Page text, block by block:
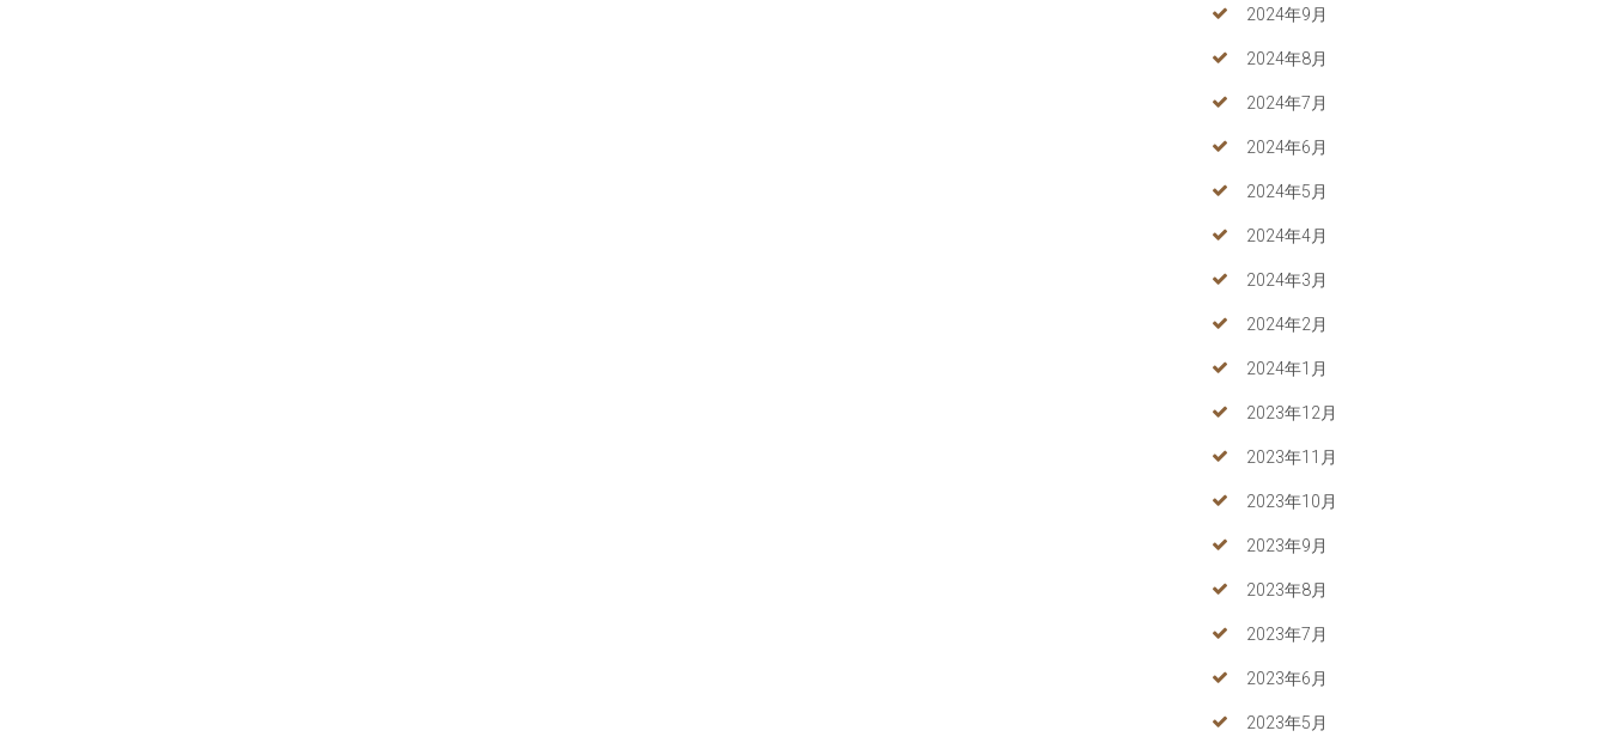
2024年9月
2024年8月
2024年7月
2024年6月
2024年5月
2024年4月
2024年3月
2024年2月
2024年1月
2023年12月
2023年11月
2023年10月
2023年9月
2023年8月
2023年7月
2023年6月
2023年5月